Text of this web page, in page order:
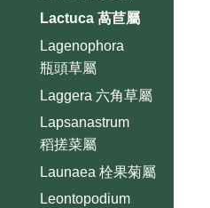
Lactuca 萵苣屬
Lagenophora
瓶頭草屬
Laggera 六角草屬
Lapsanastrum
稻搓菜屬
Launaea 栓果菊屬
Leontopodium